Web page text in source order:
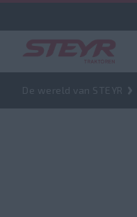
De wereld van STEYR